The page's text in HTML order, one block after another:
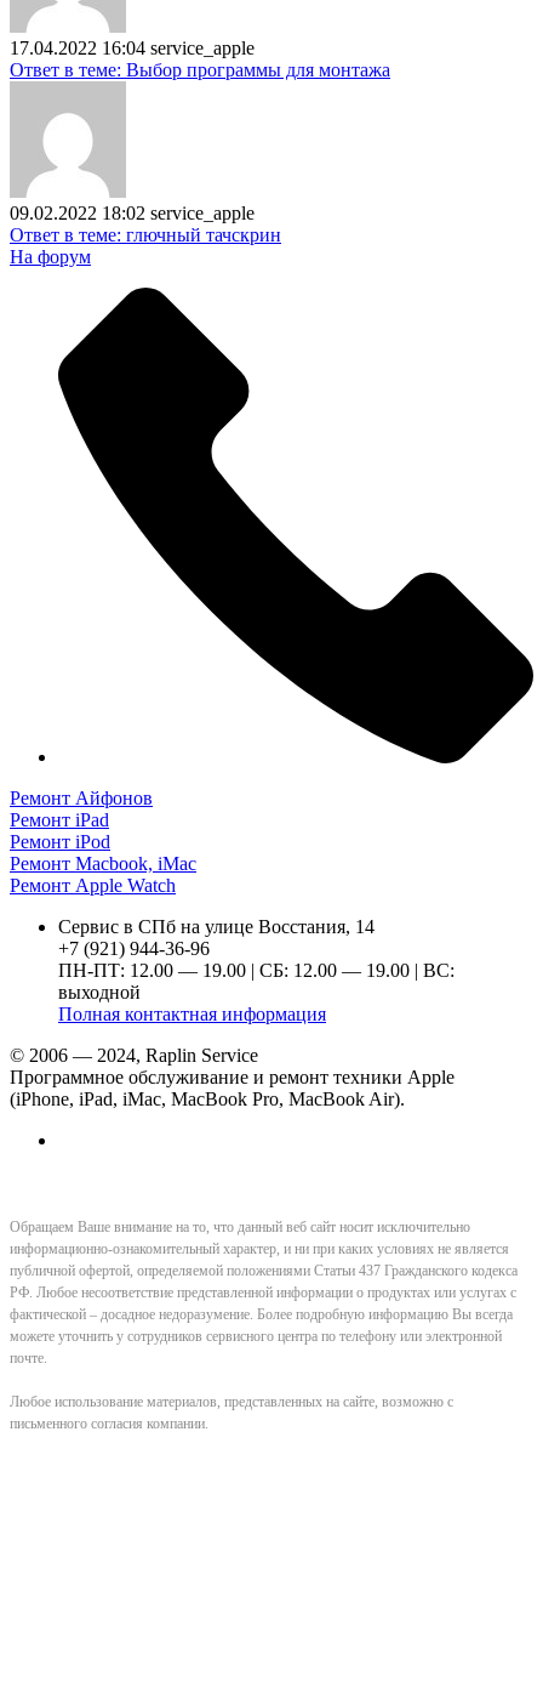
17.04.2022 16:04 service_apple
Ответ в теме: Выбор программы для монтажа
09.02.2022 18:02 service_apple
Ответ в теме: глючный тачскрин
На форум
Ремонт Айфонов
Ремонт iPad
Ремонт iPod
Ремонт Macbook, iMac
Ремонт Apple Watch
Сервис в СПб на улице Восстания, 14
+7 (921) 944-36-96
ПН-ПТ: 12.00 — 19.00 | СБ: 12.00 — 19.00 | ВС:
выходной
Полная контактная информация
© 2006 — 2024, Raplin Service
Программное обслуживание и ремонт техники Apple
(iPhone, iPad, iMac, MacBook Pro, MacBook Air).
Обращаем Ваше внимание на то, что данный веб сайт носит исключительно
информационно-ознакомительный характер, и ни при каких условиях не является
публичной офертой, определяемой положениями Статьи 437 Гражданского кодекса
РФ. Любое несоответствие представленной информации о продуктах или услугах с
фактической – досадное недоразумение. Более подробную информацию Вы всегда
можете уточнить у сотрудников сервисного центра по телефону или электронной
почте.
Любое использование материалов, представленных на сайте, возможно с
письменного согласия компании.